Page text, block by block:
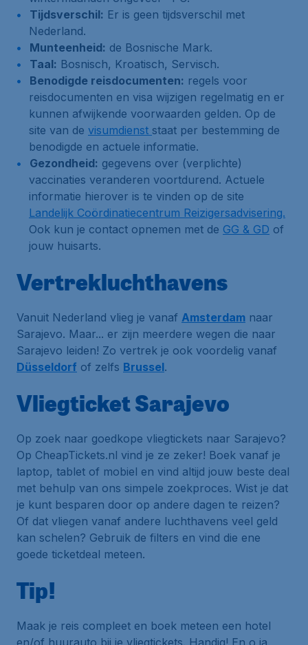
Tijdsverschil: Er is geen tijdsverschil met
Nederland.
Munteenheid: de Bosnische Mark.
Taal: Bosnisch, Kroatisch, Servisch.
Benodigde reisdocumenten: regels voor
reisdocumenten en visa wijzigen regelmatig en er
kunnen afwijkende voorwaarden gelden. Op de
site van de visumdienst staat per bestemming de
benodigde en actuele informatie.
Gezondheid: gegevens over (verplichte)
vaccinaties veranderen voortdurend. Actuele
informatie hierover is te vinden op de site
Landelijk Coördinatiecentrum Reizigersadvisering.
Ook kun je contact opnemen met de GG & GD of
jouw huisarts.
Vertrekluchthavens
Vanuit Nederland vlieg je vanaf Amsterdam naar
Sarajevo. Maar... er zijn meerdere wegen die naar
Sarajevo leiden! Zo vertrek je ook voordelig vanaf
Düsseldorf of zelfs Brussel.
Vliegticket Sarajevo
Op zoek naar goedkope vliegtickets naar Sarajevo?
Op CheapTickets.nl vind je ze zeker! Boek vanaf je
laptop, tablet of mobiel en vind altijd jouw beste deal
met behulp van ons simpele zoekproces. Wist je dat
je kunt besparen door op andere dagen te reizen?
Of dat vliegen vanaf andere luchthavens veel geld
kan schelen? Gebruik de filters en vind die ene
goede ticketdeal meteen.
Tip!
Maak je reis compleet en boek meteen een hotel
en/of huurauto bij je vliegtickets. Handig! En o ja,